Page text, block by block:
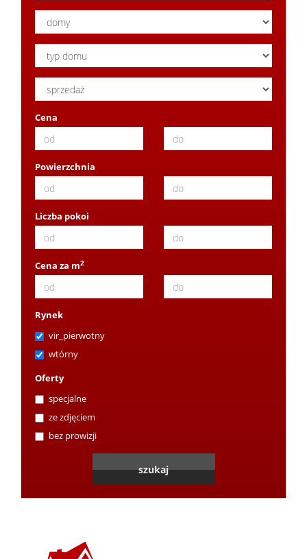
Cena
Powierzchnia
Liczba pokoi
Cena za m2
Rynek
vir_pierwotny
wtórny
Oferty
specjalne
ze zdjęciem
bez prowizji